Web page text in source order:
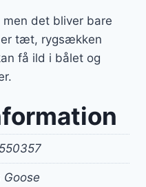
det bliver bare
er tæt, rygsækken
få ild i bålet og
Goose